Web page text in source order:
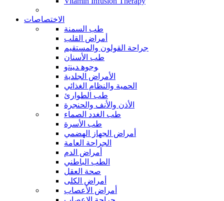
الاختصاصات
طب السمنة
أمراض القلب
جراحة القولون والمستقيم
طب الأسنان
ﻮﺟﻮﻫ ﺪﻴﻨﺗﻭ
الأمراض الجلدية
الحمية والنظام الغذائي
طب الطوارئ
الأذن والأنف والحنجرة
طب الغدد الصماء
طب الأسرة
أمراض الجهاز الهضمي
الجراحة العامة
أمراض الدم
الطب الباطني
صحة العقل
أمراض الكلى
أمراض الأعصاب